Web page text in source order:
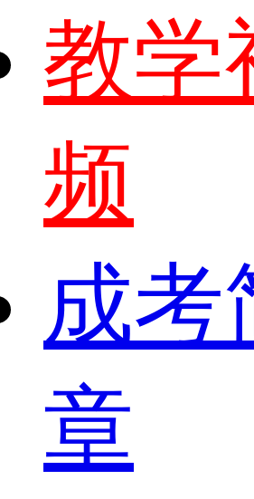
教学
频
成考
章